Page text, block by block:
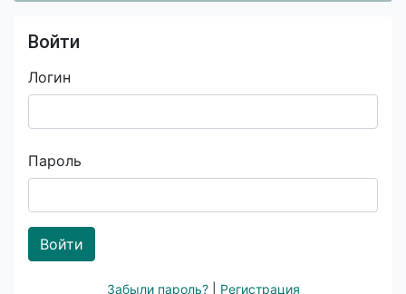
Войти
Логин
Пароль
Войти
Забыли пароль? Регистрация